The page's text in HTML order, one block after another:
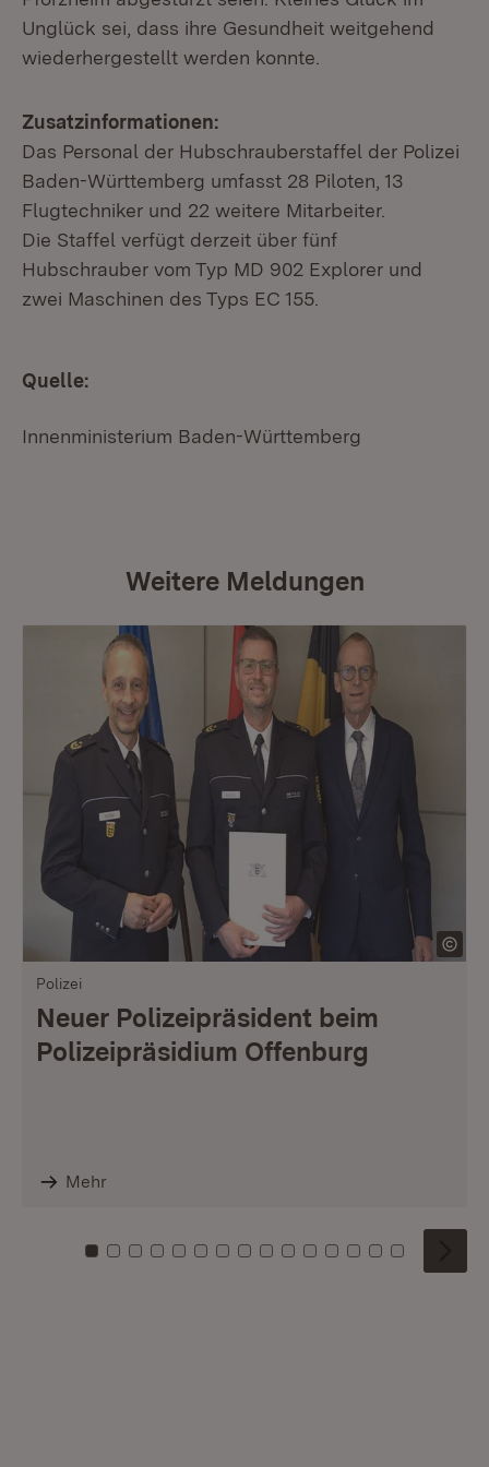
Unglück sei, dass ihre Gesundheit weitgehend
wiederhergestellt werden konnte.
Zusatzinformationen:
Das Personal der Hubschrauberstaffel der Polizei
Baden-Württemberg umfasst 28 Piloten, 13
Flugtechniker und 22 weitere Mitarbeiter.
Die Staffel verfügt derzeit über fünf
Hubschrauber vom Typ MD 902 Explorer und
zwei Maschinen des Typs EC 155.
Quelle:
Innenministerium Baden-Württemberg
Weitere Meldungen
Polizei
Neuer Polizeipräsident beim
Polizeipräsidium Offenburg
Mehr
Zu Kachel: 0
Zu Kachel: 1
Zu Kachel: 2
Zu Kachel: 3
Zu Kachel: 4
Zu Kachel: 5
Zu Kachel: 6
Zu Kachel: 7
Zu Kachel: 8
Zu Kachel: 9
Zu Kachel: 10
Zu Kachel: 11
Zu Kachel: 12
Zu Kachel:
Zu